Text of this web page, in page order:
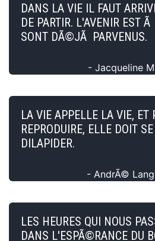
DANS LA VIE IL FAUT
DE PARTIR. L'AVENIR EST
SONT DÃ©JÃ PARVENUS.
- Jacqueline
LA VIE APPELLE LA VIE, ET
REPRODUIRE, ELLE DOIT SE
DILAPIDER.
- AndrÃ©
LES HEURES QUI NOUS
DANS L'ESPÃ©RANCE DU